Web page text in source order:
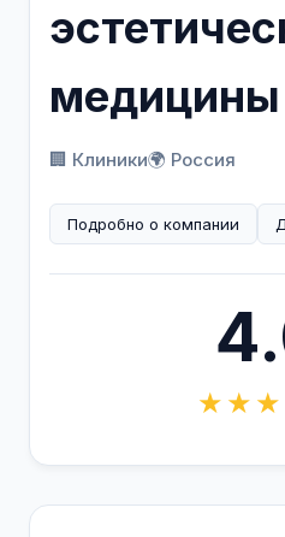
медицины
🏢 Клиники🌍 Россия
Подробно о компании